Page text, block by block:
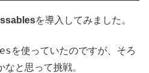
を導入してみました。
を使っていたのですが、そろ
と思って挑戦。